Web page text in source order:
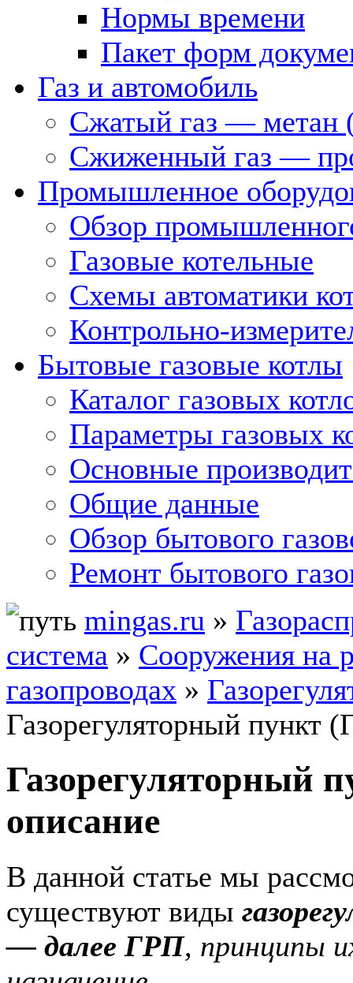
Нормы времени
Пакет форм
Газ и автомобиль
Сжатый газ — метан
Сжиженный газ —
Промышленное
Обзор
Газовые котельные
Схемы автоматики
Контрольно-
Бытовые газовые котлы
Каталог газовых
Параметры газовых
Основные
Общие данные
Обзор бытового
Ремонт бытового
mingas.ru »
система » Сооружения на
газопроводах »
Газорегуляторный пункт
Газорегуляторный
описание
В данной статье мы
существуют виды
— далее ГРП, принципы